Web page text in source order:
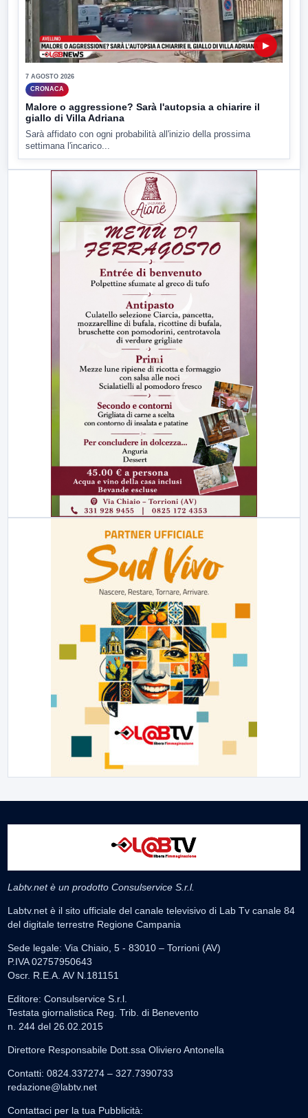
▶
7 AGOSTO 2026
CRONACA
Malore o aggressione? Sarà l'autopsia a chiarire il
giallo di Villa Adriana
Sarà affidato con ogni probabilità all'inizio della prossima
settimana l'incarico...
Labtv.net è un prodotto Consulservice S.r.l.
Labtv.net è il sito ufficiale del canale televisivo di Lab Tv canale 84
del digitale terrestre Regione Campania
Sede legale: Via Chiaio, 5 - 83010 – Torrioni (AV)
P.IVA 02757950643
Oscr. R.E.A. AV N.181151
Editore: Consulservice S.r.l.
Testata giornalistica Reg. Trib. di Benevento
n. 244 del 26.02.2015
Direttore Responsabile Dott.ssa Oliviero Antonella
Contatti: 0824.337274 – 327.7390733
redazione@labtv.net
Contattaci per la tua Pubblicità: